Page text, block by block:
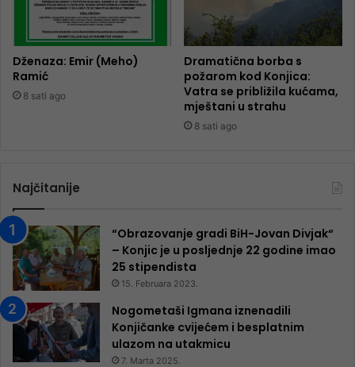
Dženaza: Emir (Meho)
Ramić
8 sati ago
Dramatična borba s
požarom kod Konjica:
Vatra se približila kućama,
mještani u strahu
8 sati ago
Najčitanije
“Obrazovanje gradi BiH-Jovan Divjak“
– Konjic je u posljednje 22 godine imao
25 ​​stipendista
15. Februara 2023.
Nogometaši Igmana iznenadili
Konjičanke cvijećem i besplatnim
ulazom na utakmicu
7. Marta 2025.